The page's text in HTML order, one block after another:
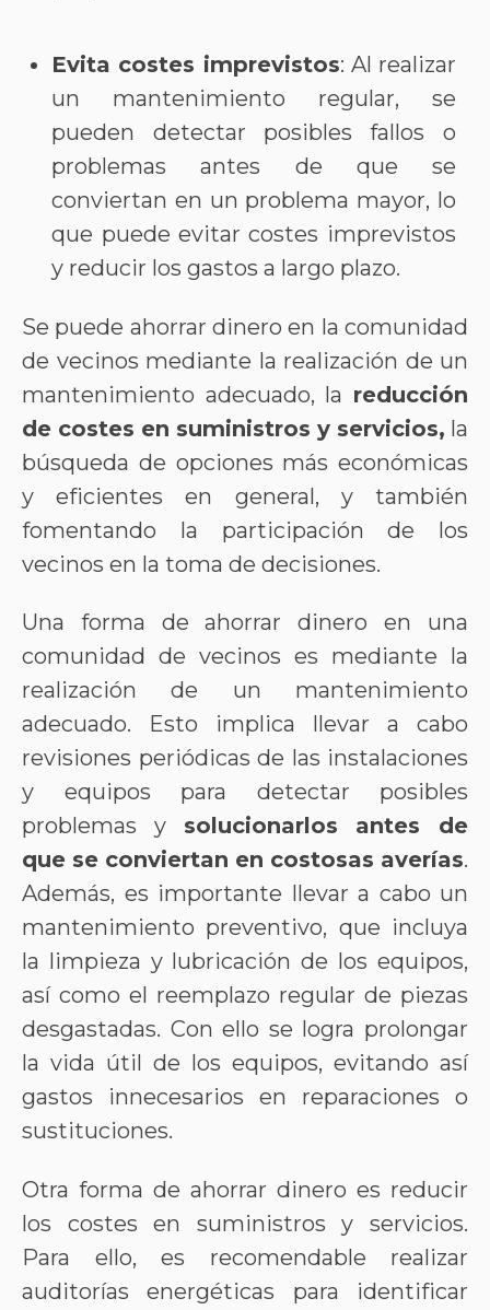
Evita costes imprevistos: Al realizar
un mantenimiento regular, se
pueden detectar posibles fallos o
problemas antes de que se
conviertan en un problema mayor, lo
que puede evitar costes imprevistos
y reducir los gastos a largo plazo.
Se puede ahorrar dinero en la comunidad
de vecinos mediante la realización de un
mantenimiento adecuado, la reducción
de costes en suministros y servicios, la
búsqueda de opciones más económicas
y eficientes en general, y también
fomentando la participación de los
vecinos en la toma de decisiones.
Una forma de ahorrar dinero en una
comunidad de vecinos es mediante la
realización de un mantenimiento
adecuado. Esto implica llevar a cabo
revisiones periódicas de las instalaciones
y equipos para detectar posibles
problemas y solucionarlos antes de
que se conviertan en costosas averías.
Además, es importante llevar a cabo un
mantenimiento preventivo, que incluya
la limpieza y lubricación de los equipos,
así como el reemplazo regular de piezas
desgastadas. Con ello se logra prolongar
la vida útil de los equipos, evitando así
gastos innecesarios en reparaciones o
sustituciones.
Otra forma de ahorrar dinero es reducir
los costes en suministros y servicios.
Para ello, es recomendable realizar
auditorías energéticas para identificar